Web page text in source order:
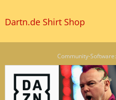
Dartn.de Shirt Shop
Community-Software: